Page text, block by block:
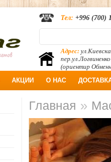
Адрес:
пер.ул.Логвиненко
(ориентир
Тел: +996 (700)
АКЦИИ О НАС
Главная »